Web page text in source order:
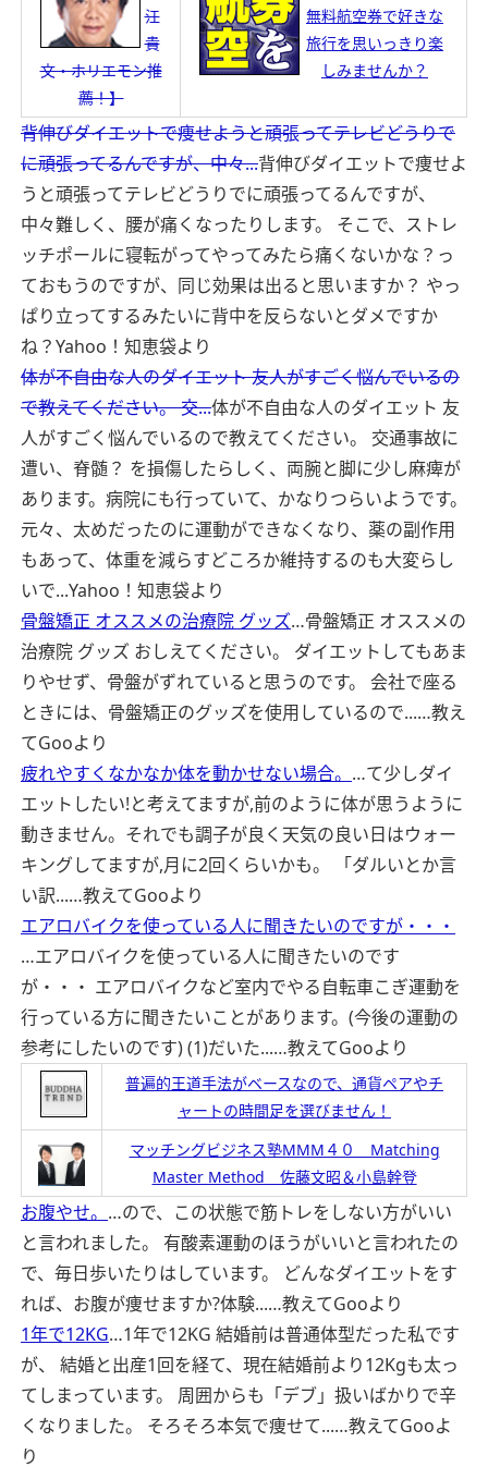
江
貴
文・ホリエモン推
薦！】
無料航空券で好きな
旅行を思いっきり楽
しみませんか？
背伸びダイエットで痩せようと頑張ってテレビどうりで
に頑張ってるんですが、中々...背伸びダイエットで痩せよ
うと頑張ってテレビどうりでに頑張ってるんですが、
中々難しく、腰が痛くなったりします。 そこで、ストレ
ッチポールに寝転がってやってみたら痛くないかな？っ
ておもうのですが、同じ効果は出ると思いますか？ やっ
ぱり立ってするみたいに背中を反らないとダメですか
ね？Yahoo！知恵袋より
体が不自由な人のダイエット 友人がすごく悩んでいるの
で教えてください。 交...体が不自由な人のダイエット 友
人がすごく悩んでいるので教えてください。 交通事故に
遭い、脊髄？ を損傷したらしく、両腕と脚に少し麻痺が
あります。病院にも行っていて、かなりつらいようです。
元々、太めだったのに運動ができなくなり、薬の副作用
もあって、体重を減らすどころか維持するのも大変らし
いで...Yahoo！知恵袋より
骨盤矯正 オススメの治療院 グッズ…骨盤矯正 オススメの
治療院 グッズ おしえてください。 ダイエットしてもあま
りやせず、骨盤がずれていると思うのです。 会社で座る
ときには、骨盤矯正のグッズを使用しているので...…教え
てGooより
疲れやすくなかなか体を動かせない場合。 …て少しダイ
エットしたい!と考えてますが,前のように体が思うように
動きません。それでも調子が良く天気の良い日はウォー
キングしてますが,月に2回くらいかも。 「ダルいとか言
い訳...…教えてGooより
エアロバイクを使っている人に聞きたいのですが・・・
…エアロバイクを使っている人に聞きたいのです
が・・・ エアロバイクなど室内でやる自転車こぎ運動を
行っている方に聞きたいことがあります。(今後の運動の
参考にしたいのです) (1)だいた...…教えてGooより
普遍的王道手法がベースなので、通貨ペアやチ
ャートの時間足を選びません！
マッチングビジネス塾MMM４０ Matching
Master Method 佐藤文昭＆小島幹登
お腹やせ。 …ので、この状態で筋トレをしない方がいい
と言われました。 有酸素運動のほうがいいと言われたの
で、毎日歩いたりはしています。 どんなダイエットをす
れば、お腹が痩せますか?体験...…教えてGooより
1年で12KG…1年で12KG 結婚前は普通体型だった私です
が、 結婚と出産1回を経て、現在結婚前より12Kgも太っ
てしまっています。 周囲からも「デブ」扱いばかりで辛
くなりました。 そろそろ本気で痩せて...…教えてGooよ
り